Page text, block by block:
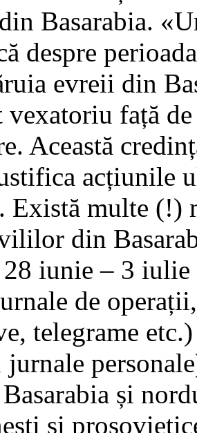
Basarabia.
despre
evreii din
vexatoriu față
Această
acțiunile
Există multe (!)
din
iunie – 3 iulie
de
telegrame
și
și